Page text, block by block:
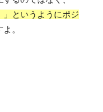
」というようにポジ
。